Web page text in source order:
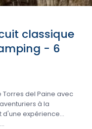
classique
- 6
del Paine avec
à la
expérience